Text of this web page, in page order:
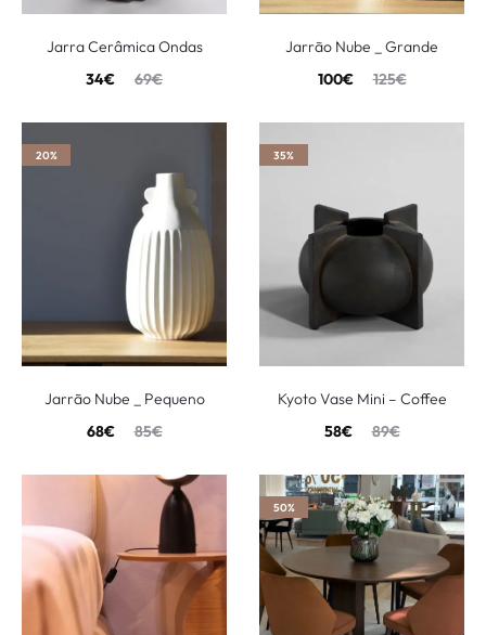
Jarra Cerâmica Ondas
69€
34€
Jarrão Nube _ Grande
125€
100€
20%
Jarrão Nube _ Pequeno
85€
68€
35%
Kyoto Vase Mini – Coffee
89€
58€
50%